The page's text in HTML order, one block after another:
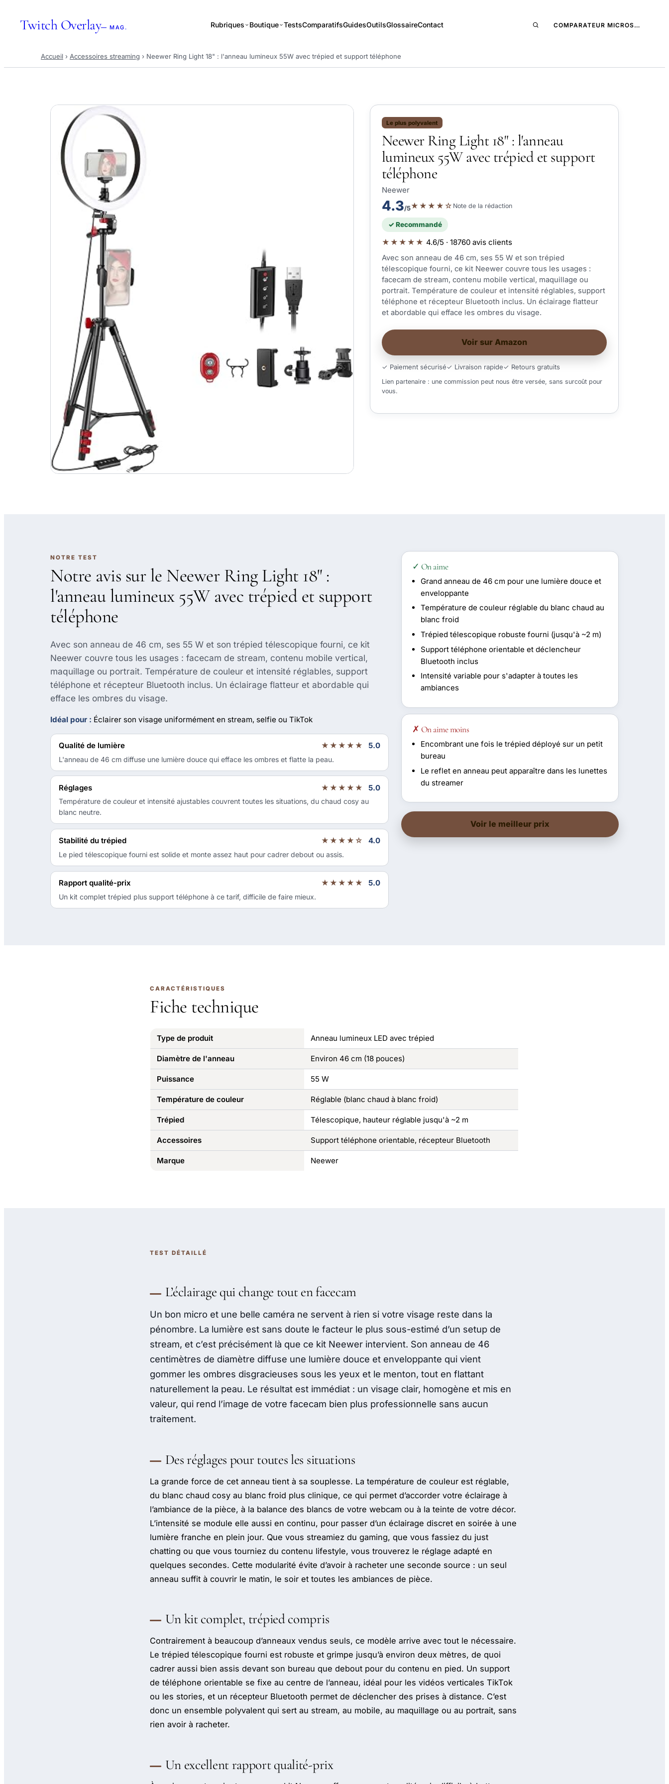
Twitch Overlay— MAG. Rubriques Boutique TestsComparatifsGuidesOutilsGlossaireContact COMPARATEUR MICROS…
Accueil › Accessoires streaming › Neewer Ring Light 18" : l'anneau lumineux 55W avec trépied et support téléphone
Le plus polyvalent
Neewer Ring Light 18" : l'anneau
lumineux 55W avec trépied et support
téléphone
Neewer
4.3/5★★★★☆ Note de la rédaction
✓ Recommandé
★★★★★ 4.6/5 · 18760 avis clients
Avec son anneau de 46 cm, ses 55 W et son trépied
télescopique fourni, ce kit Neewer couvre tous les usages :
facecam de stream, contenu mobile vertical, maquillage ou
portrait. Température de couleur et intensité réglables, support
téléphone et récepteur Bluetooth inclus. Un éclairage flatteur
et abordable qui efface les ombres du visage.
Voir sur Amazon
✓ Paiement sécurisé✓ Livraison rapide✓ Retours gratuits
Lien partenaire : une commission peut nous être versée, sans surcoût pour
vous.
NOTRE TEST
Notre avis sur le Neewer Ring Light 18" :
l'anneau lumineux 55W avec trépied et support
téléphone
Avec son anneau de 46 cm, ses 55 W et son trépied télescopique fourni, ce kit
Neewer couvre tous les usages : facecam de stream, contenu mobile vertical,
maquillage ou portrait. Température de couleur et intensité réglables, support
téléphone et récepteur Bluetooth inclus. Un éclairage flatteur et abordable qui
efface les ombres du visage.
Idéal pour : Éclairer son visage uniformément en stream, selfie ou TikTok
Qualité de lumière ★★★★★ 5.0
L'anneau de 46 cm diffuse une lumière douce qui efface les ombres et flatte la peau.
Réglages ★★★★★ 5.0
Température de couleur et intensité ajustables couvrent toutes les situations, du chaud cosy au
blanc neutre.
Stabilité du trépied ★★★★☆ 4.0
Le pied télescopique fourni est solide et monte assez haut pour cadrer debout ou assis.
Rapport qualité-prix ★★★★★ 5.0
Un kit complet trépied plus support téléphone à ce tarif, difficile de faire mieux.
✓ On aime
Grand anneau de 46 cm pour une lumière douce et
enveloppante
Température de couleur réglable du blanc chaud au
blanc froid
Trépied télescopique robuste fourni (jusqu'à ~2 m)
Support téléphone orientable et déclencheur
Bluetooth inclus
Intensité variable pour s'adapter à toutes les
ambiances
✗ On aime moins
Encombrant une fois le trépied déployé sur un petit
bureau
Le reflet en anneau peut apparaître dans les lunettes
du streamer
Voir le meilleur prix
CARACTÉRISTIQUES
Fiche technique
Type de produit Anneau lumineux LED avec trépied
Diamètre de l'anneau Environ 46 cm (18 pouces)
Puissance 55 W
Température de couleur Réglable (blanc chaud à blanc froid)
Trépied Télescopique, hauteur réglable jusqu'à ~2 m
Accessoires Support téléphone orientable, récepteur Bluetooth
Marque Neewer
TEST DÉTAILLÉ
L’éclairage qui change tout en facecam
Un bon micro et une belle caméra ne servent à rien si votre visage reste dans la
pénombre. La lumière est sans doute le facteur le plus sous-estimé d’un setup de
stream, et c’est précisément là que ce kit Neewer intervient. Son anneau de 46
centimètres de diamètre diffuse une lumière douce et enveloppante qui vient
gommer les ombres disgracieuses sous les yeux et le menton, tout en flattant
naturellement la peau. Le résultat est immédiat : un visage clair, homogène et mis en
valeur, qui rend l’image de votre facecam bien plus professionnelle sans aucun
traitement.
Des réglages pour toutes les situations
La grande force de cet anneau tient à sa souplesse. La température de couleur est réglable,
du blanc chaud cosy au blanc froid plus clinique, ce qui permet d’accorder votre éclairage à
l’ambiance de la pièce, à la balance des blancs de votre webcam ou à la teinte de votre décor.
L’intensité se module elle aussi en continu, pour passer d’un éclairage discret en soirée à une
lumière franche en plein jour. Que vous streamiez du gaming, que vous fassiez du just
chatting ou que vous tourniez du contenu lifestyle, vous trouverez le réglage adapté en
quelques secondes. Cette modularité évite d’avoir à racheter une seconde source : un seul
anneau suffit à couvrir le matin, le soir et toutes les ambiances de pièce.
Un kit complet, trépied compris
Contrairement à beaucoup d’anneaux vendus seuls, ce modèle arrive avec tout le nécessaire.
Le trépied télescopique fourni est robuste et grimpe jusqu’à environ deux mètres, de quoi
cadrer aussi bien assis devant son bureau que debout pour du contenu en pied. Un support
de téléphone orientable se fixe au centre de l’anneau, idéal pour les vidéos verticales TikTok
ou les stories, et un récepteur Bluetooth permet de déclencher des prises à distance. C’est
donc un ensemble polyvalent qui sert au stream, au mobile, au maquillage ou au portrait, sans
rien avoir à racheter.
Un excellent rapport qualité-prix